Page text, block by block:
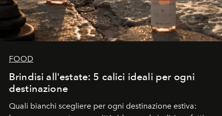
FOOD
Brindisi all'estate: 5 calici ideali per ogni
destinazione
Quali bianchi scegliere per ogni destinazione estiva: